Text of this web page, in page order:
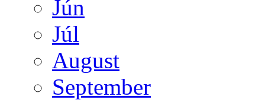
Jún
Júl
August
September